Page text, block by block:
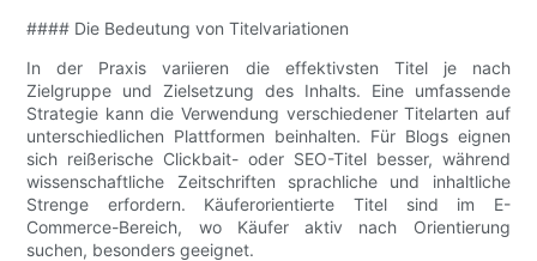
#### Die Bedeutung von Titelvariationen
In der Praxis variieren die effektivsten Titel je nach
Zielgruppe und Zielsetzung des Inhalts. Eine umfassende
Strategie kann die Verwendung verschiedener Titelarten auf
unterschiedlichen Plattformen beinhalten. Für Blogs eignen
sich reißerische Clickbait- oder SEO-Titel besser, während
wissenschaftliche Zeitschriften sprachliche und inhaltliche
Strenge erfordern. Käuferorientierte Titel sind im E-
Commerce-Bereich, wo Käufer aktiv nach Orientierung
suchen, besonders geeignet.